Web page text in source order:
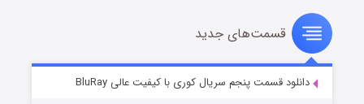
سریال زشت
قسمت۵ (زیرنویس) منتشر شد
قسمت‌های جدید
دانلود قسمت پنجم سریال کوری با کیفیت عالی BluRay